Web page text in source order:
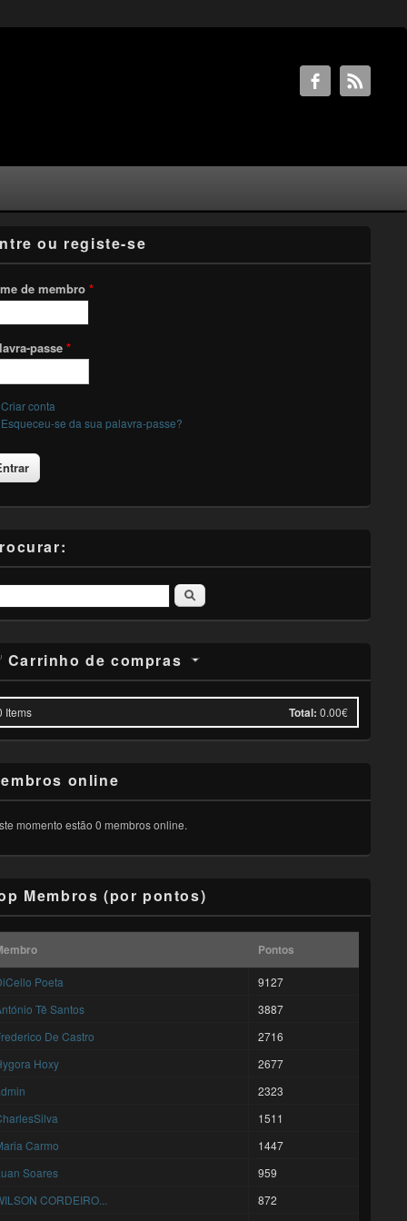
ou registe-se
de membro *
passe *
Criar conta
Esqueceu-se da sua palavra-passe?
Pesquisar
Carrinho de compras
Items Total: 0.00€
online
momento estão 0 membros online.
Membros (por pontos)
Pontos
Poeta
9127
Tê Santos
3887
De Castro
2716
Hoxy
2677
2323
1511
Carmo
1447
Soares
959
CORDEIRO...
872